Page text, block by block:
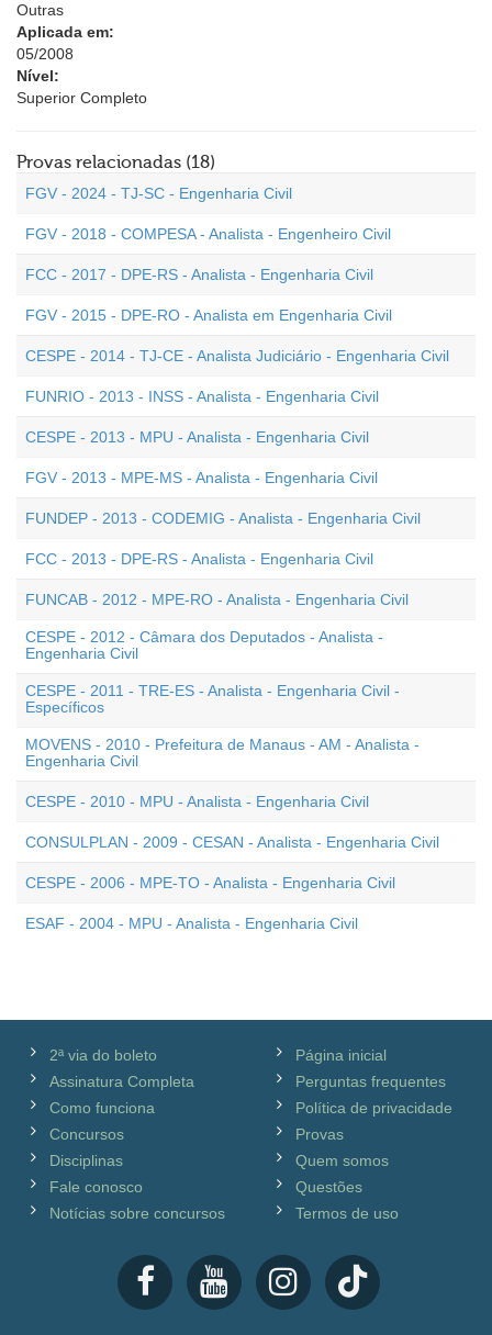
Outras
Aplicada em:
05/2008
Nível:
Superior Completo
Provas relacionadas (18)
FGV - 2024 - TJ-SC - Engenharia Civil
FGV - 2018 - COMPESA - Analista - Engenheiro Civil
FCC - 2017 - DPE-RS - Analista - Engenharia Civil
FGV - 2015 - DPE-RO - Analista em Engenharia Civil
CESPE - 2014 - TJ-CE - Analista Judiciário - Engenharia Civil
FUNRIO - 2013 - INSS - Analista - Engenharia Civil
CESPE - 2013 - MPU - Analista - Engenharia Civil
FGV - 2013 - MPE-MS - Analista - Engenharia Civil
FUNDEP - 2013 - CODEMIG - Analista - Engenharia Civil
FCC - 2013 - DPE-RS - Analista - Engenharia Civil
FUNCAB - 2012 - MPE-RO - Analista - Engenharia Civil
CESPE - 2012 - Câmara dos Deputados - Analista -
Engenharia Civil
CESPE - 2011 - TRE-ES - Analista - Engenharia Civil -
Específicos
MOVENS - 2010 - Prefeitura de Manaus - AM - Analista -
Engenharia Civil
CESPE - 2010 - MPU - Analista - Engenharia Civil
CONSULPLAN - 2009 - CESAN - Analista - Engenharia Civil
CESPE - 2006 - MPE-TO - Analista - Engenharia Civil
ESAF - 2004 - MPU - Analista - Engenharia Civil
2ª via do boleto
Assinatura Completa
Como funciona
Concursos
Disciplinas
Fale conosco
Notícias sobre concursos
Página inicial
Perguntas frequentes
Política de privacidade
Provas
Quem somos
Questões
Termos de uso